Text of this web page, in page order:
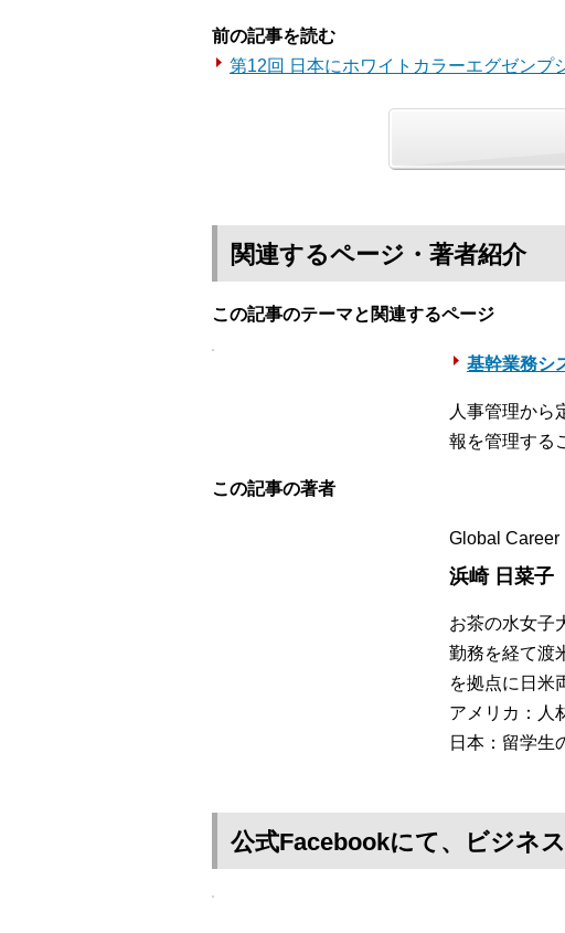
前の記事を読む
第12回 日本にホワイトカラーエグゼンプ
関連するページ・著者紹介
この記事のテーマと関連するページ
基幹業務シ
人事管理から
報を管理する
この記事の著者
Global
浜崎 日菜子
お茶の水女子
勤務を経て渡
を拠点に日米
アメリカ：人
日本：留学生
公式Facebookにて、ビジネ